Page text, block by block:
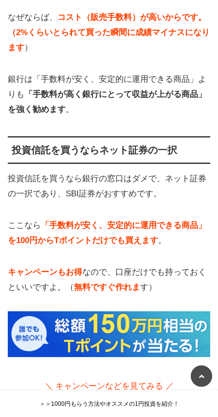
なぜならば、
コスト（販売手数料）が高いからです。
（2%くらいとられて買った瞬間に成績マイナスになり
ます）
銀行は「手数料が安く、安定的に運用できる商品」よ
りも
「手数料が高く銀行にとって収益が上がる商品」
を強く勧めます。
投資信託を買うならネット証券の一択
投資信託を買うなら銀行の窓口はダメで、ネット証券
の一択であり、SBI証券がおすすめです。
ここなら
「手数料が安く、安定的に運用できる商品」
を100円からTポイントだけでも買えます。
キャンペーンもお得なので、口座だけでも持っておく
といいですよ。（無料ですぐ作れます）
＼ キャンペーンなどを見てみる ／
SBI証券のサイトへ
＞＞1000円もらう方法やオススメの1円投資を紹介！